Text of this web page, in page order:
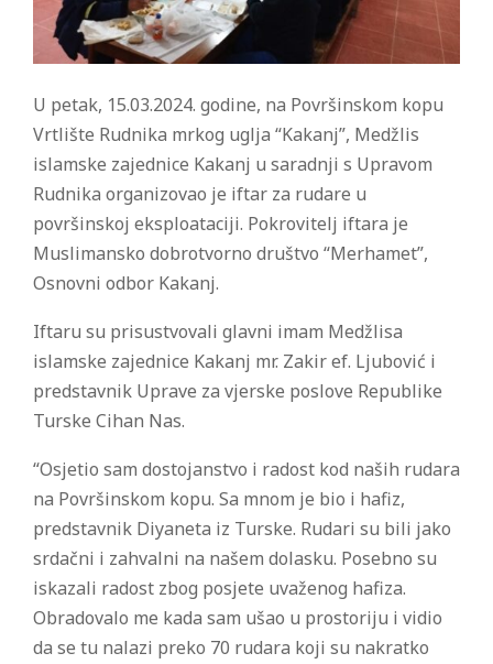
U petak, 15.03.2024. godine, na Površinskom kopu
Vrtlište Rudnika mrkog uglja “Kakanj”, Medžlis
islamske zajednice Kakanj u saradnji s Upravom
Rudnika organizovao je iftar za rudare u
površinskoj eksploataciji. Pokrovitelj iftara je
Muslimansko dobrotvorno društvo “Merhamet”,
Osnovni odbor Kakanj.
Iftaru su prisustvovali glavni imam Medžlisa
islamske zajednice Kakanj mr. Zakir ef. Ljubović i
predstavnik Uprave za vjerske poslove Republike
Turske Cihan Nas.
“Osjetio sam dostojanstvo i radost kod naših rudara
na Površinskom kopu. Sa mnom je bio i hafiz,
predstavnik Diyaneta iz Turske. Rudari su bili jako
srdačni i zahvalni na našem dolasku. Posebno su
iskazali radost zbog posjete uvaženog hafiza.
Obradovalo me kada sam ušao u prostoriju i vidio
da se tu nalazi preko 70 rudara koji su nakratko